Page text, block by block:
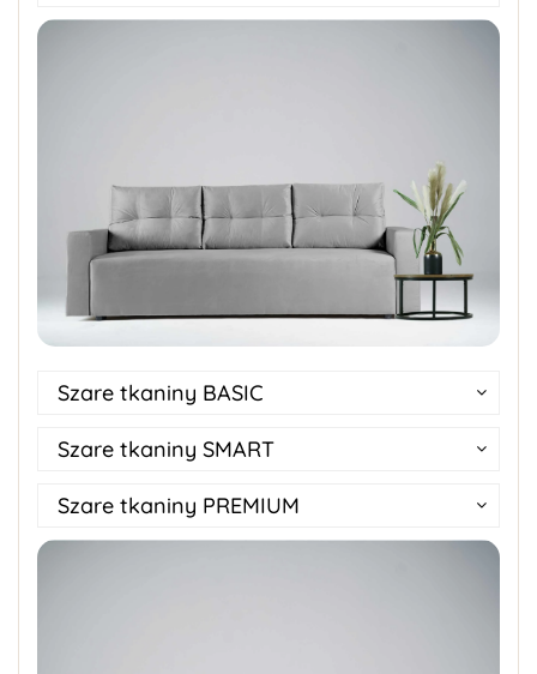
Szare tkaniny BASIC
Szare tkaniny SMART
Szare tkaniny PREMIUM